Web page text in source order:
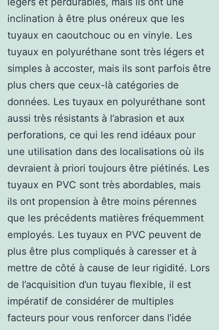
inclination à être plus onéreux que les
tuyaux en caoutchouc ou en vinyle. Les
tuyaux en polyuréthane sont très légers et
simples à accoster, mais ils sont parfois être
plus chers que ceux-là catégories de
données. Les tuyaux en polyuréthane sont
aussi très résistants à l’abrasion et aux
perforations, ce qui les rend idéaux pour
une utilisation dans des localisations où ils
devraient à priori toujours être piétinés. Les
tuyaux en PVC sont très abordables, mais
ils ont propension à être moins pérennes
que les précédents matières fréquemment
employés. Les tuyaux en PVC peuvent de
plus être plus compliqués à caresser et à
mettre de côté à cause de leur rigidité. Lors
de l’acquisition d’un tuyau flexible, il est
impératif de considérer de multiples
facteurs pour vous renforcer dans l’idée